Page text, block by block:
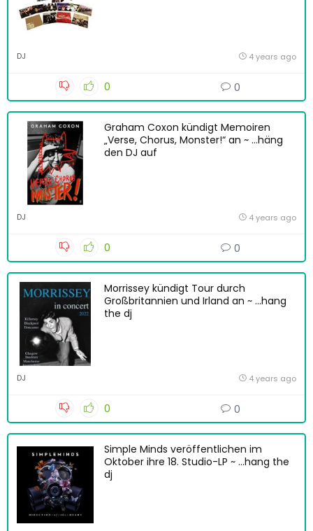
DJ 4 years ago
0 0
Graham Coxon kündigt Memoiren
„Verse, Chorus, Monster!“ an ~ …häng
den DJ auf
DJ 4 years ago
0 0
Morrissey kündigt Tour durch
Großbritannien und Irland an ~ …hang
the dj
DJ 4 years ago
0 0
Simple Minds veröffentlichen im
Oktober ihre 18. Studio-LP ~ …hang the
dj